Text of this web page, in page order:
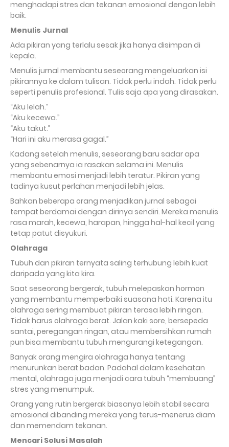
menghadapi stres dan tekanan emosional dengan lebih
baik.
Menulis Jurnal
Ada pikiran yang terlalu sesak jika hanya disimpan di
kepala.
Menulis jurnal membantu seseorang mengeluarkan isi
pikirannya ke dalam tulisan. Tidak perlu indah. Tidak perlu
seperti penulis profesional. Tulis saja apa yang dirasakan.
“Aku lelah.”
“Aku kecewa.”
“Aku takut.”
“Hari ini aku merasa gagal.”
Kadang setelah menulis, seseorang baru sadar apa
yang sebenarnya ia rasakan selama ini. Menulis
membantu emosi menjadi lebih teratur. Pikiran yang
tadinya kusut perlahan menjadi lebih jelas.
Bahkan beberapa orang menjadikan jurnal sebagai
tempat berdamai dengan dirinya sendiri. Mereka menulis
rasa marah, kecewa, harapan, hingga hal-hal kecil yang
tetap patut disyukuri.
Olahraga
Tubuh dan pikiran ternyata saling terhubung lebih kuat
daripada yang kita kira.
Saat seseorang bergerak, tubuh melepaskan hormon
yang membantu memperbaiki suasana hati. Karena itu
olahraga sering membuat pikiran terasa lebih ringan.
Tidak harus olahraga berat. Jalan kaki sore, bersepeda
santai, peregangan ringan, atau membersihkan rumah
pun bisa membantu tubuh mengurangi ketegangan.
Banyak orang mengira olahraga hanya tentang
menurunkan berat badan. Padahal dalam kesehatan
mental, olahraga juga menjadi cara tubuh “membuang”
stres yang menumpuk.
Orang yang rutin bergerak biasanya lebih stabil secara
emosional dibanding mereka yang terus-menerus diam
dan memendam tekanan.
Mencari Solusi Masalah